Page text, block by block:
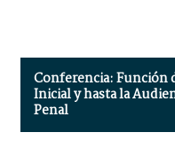
Conferencia: Función
Inicial y hasta la
Penal